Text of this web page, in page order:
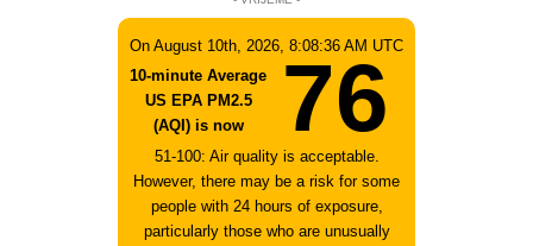
On August 10th, 2026, 8:08:36 AM UTC
10-minute Average
US EPA PM2.5
(AQI) is now
76
51-100: Air quality is acceptable.
However, there may be a risk for some
people with 24 hours of exposure,
particularly those who are unusually